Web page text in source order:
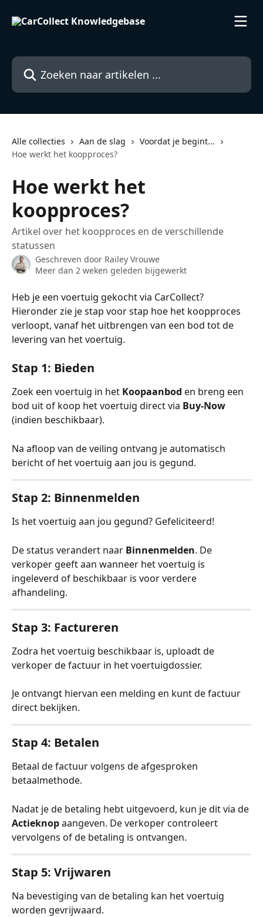
Zoeken naar artikelen ...
Alle collecties Aan de slag
Voordat je begint...
Hoe werkt het koopproces?
Hoe werkt het
koopproces?
Artikel over het koopproces en de verschillende
statussen
Geschreven door Railey Vrouwe
Meer dan 2 weken geleden bijgewerkt
Heb je een voertuig gekocht via CarCollect?
Hieronder zie je stap voor stap hoe het koopproces
verloopt, vanaf het uitbrengen van een bod tot de
levering van het voertuig.
Stap 1: Bieden
Zoek een voertuig in het Koopaanbod en breng een
bod uit of koop het voertuig direct via Buy-Now
(indien beschikbaar).
Na afloop van de veiling ontvang je automatisch
bericht of het voertuig aan jou is gegund.
Stap 2: Binnenmelden
Is het voertuig aan jou gegund? Gefeliciteerd!
De status verandert naar Binnenmelden. De
verkoper geeft aan wanneer het voertuig is
ingeleverd of beschikbaar is voor verdere
afhandeling.
Stap 3: Factureren
Zodra het voertuig beschikbaar is, uploadt de
verkoper de factuur in het voertuigdossier.
Je ontvangt hiervan een melding en kunt de factuur
direct bekijken.
Stap 4: Betalen
Betaal de factuur volgens de afgesproken
betaalmethode.
Nadat je de betaling hebt uitgevoerd, kun je dit via de
Actieknop aangeven. De verkoper controleert
vervolgens of de betaling is ontvangen.
Stap 5: Vrijwaren
Na bevestiging van de betaling kan het voertuig
worden gevrijwaard.